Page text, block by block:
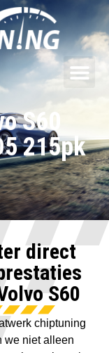
S60
215pk
direct
S60
chiptuning
we niet alleen